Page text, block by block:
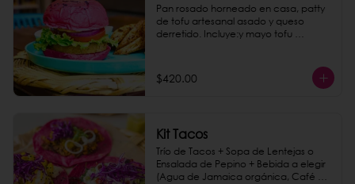
Pan rosado horneado en casa, patty
de tofu artesanal asado y queso
derretido. Incluye:y mayo tofu
$420.00
Kit Tacos
Trío de Tacos + Sopa de Lentejas o
Ensalada de Pepino + Bebida a elegir
(Agua de Jamaica orgánica, Café de